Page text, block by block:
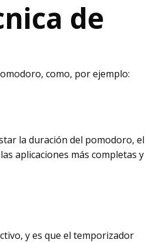
de
como, por ejemplo:
la duración del pomodoro, el
aplicaciones más completas y
y es que el temporizador